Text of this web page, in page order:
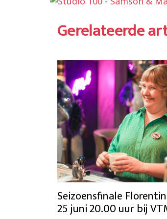
Gerelateerde
Seizoensfinale
25 juni 20.00 uur bij